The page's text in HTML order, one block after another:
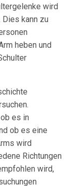
wird
kann zu
heben und
es in
ob es eine
wird
Richtungen
wird,